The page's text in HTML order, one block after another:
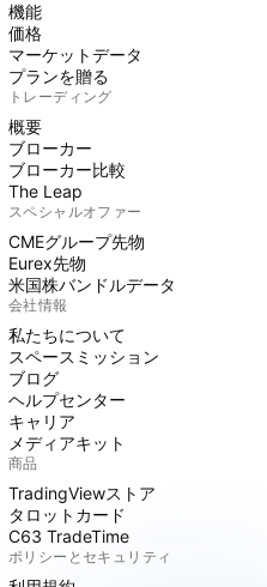
機能
価格
マーケットデータ
プランを贈る
トレーディング
概要
ブローカー
ブローカー比較
The Leap
スペシャルオファー
CMEグループ先物
Eurex先物
米国株バンドルデータ
会社情報
私たちについて
スペースミッション
ブログ
ヘルプセンター
キャリア
メディアキット
商品
TradingViewストア
タロットカード
C63 TradeTime
ポリシーとセキュリティ